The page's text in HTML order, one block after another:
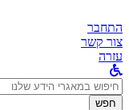
התחבר
צור קשר
עזרה
לחפש
ב:חפש